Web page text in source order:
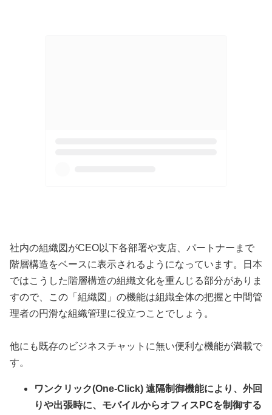
社内の組織図がCEO以下各部署や支店、パートナーまで
階層構造をベースに表示されるようになっています。日本
ではこうした階層構造の組織文化を重んじる部分がありま
すので、この「組織図」の機能は組織全体の把握と中間管
理者の円滑な組織管理に役立つことでしょう。
他にも既存のビジネスチャットに無い便利な機能が満載で
す。
ワンクリック(One-Click) 遠隔制御機能により、外回
りや出張時に、モバイルからオフィスPCを制御する